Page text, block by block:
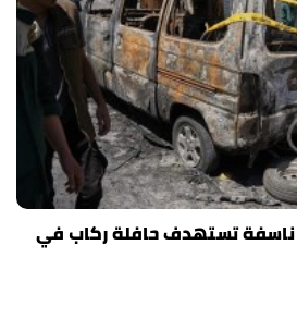
ناسفة تستهدف حافلة ركاب في